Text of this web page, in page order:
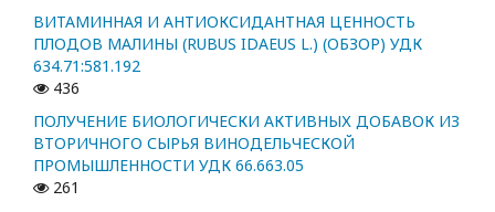
ВИТАМИННАЯ И АНТИОКСИДАНТНАЯ ЦЕННОСТЬ
ПЛОДОВ МАЛИНЫ (RUBUS IDAEUS L.) (ОБЗОР) УДК
634.71:581.192
436
ПОЛУЧЕНИЕ БИОЛОГИЧЕСКИ АКТИВНЫХ ДОБАВОК ИЗ
ВТОРИЧНОГО СЫРЬЯ ВИНОДЕЛЬЧЕСКОЙ
ПРОМЫШЛЕННОСТИ УДК 66.663.05
261